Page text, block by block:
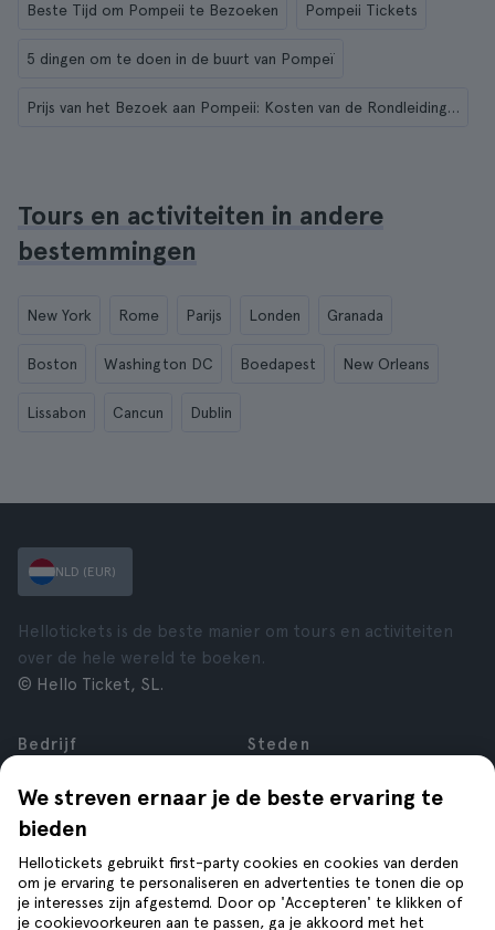
Beste Tijd om Pompeii te Bezoeken Pompeii Tickets
5 dingen om te doen in de buurt van Pompeï
Prijs van het Bezoek aan Pompeii: Kosten van de Rondleidingen en Tickets
Tours en activiteiten in andere
bestemmingen
New York Rome Parijs Londen Granada
Boston Washington DC Boedapest New Orleans
Lissabon Cancun Dublin
We streven ernaar je de beste ervaring te
bieden
Hellotickets gebruikt first-party cookies en cookies van derden
om je ervaring te personaliseren en advertenties te tonen die op
je interesses zijn afgestemd. Door op 'Accepteren' te klikken of
je cookievoorkeuren aan te passen, ga je akkoord met het
NLD (EUR)
Hellotickets is de beste manier om tours en activiteiten
over de hele wereld te boeken.
© Hello Ticket, SL.
Bedrijf
Vacatures
Affiliate
Reviews
Privacy
Voorwaarden
Steden
Rome
Londen
Granada
Krakau